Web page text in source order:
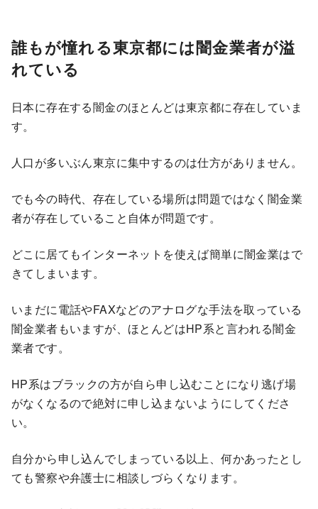
誰もが憧れる東京都には闇金業者が溢
れている
日本に存在する闇金のほとんどは東京都に存在していま
す。
人口が多いぶん東京に集中するのは仕方がありません。
でも今の時代、存在している場所は問題ではなく闇金業
者が存在していること自体が問題です。
どこに居てもインターネットを使えば簡単に闇金業はで
きてしまいます。
いまだに電話やFAXなどのアナログな手法を取っている
闇金業者もいますが、ほとんどはHP系と言われる闇金
業者です。
HP系はブラックの方が自ら申し込むことになり逃げ場
がなくなるので絶対に申し込まないようにしてくださ
い。
自分から申し込んでしまっている以上、何かあったとし
ても警察や弁護士に相談しづらくなります。